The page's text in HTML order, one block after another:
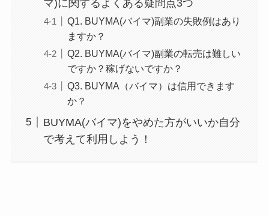
マ)に関するよくある疑問点3つ
Q1. BUYMA(バイマ)副業の失敗例はあり
ますか？
Q2. BUYMA(バイマ)副業の転売は難しい
ですか？稼げないですか？
Q3. BUYMA（バイマ）は信用できます
か？
BUYMA(バイマ)をやめた方がいいか自分
で考えて利用しよう！